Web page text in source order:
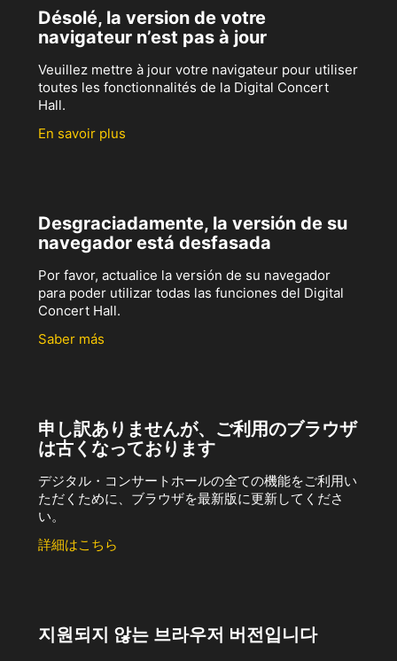
Désolé, la version de votre
navigateur n’est pas à jour
Veuillez mettre à jour votre navigateur pour utiliser
toutes les fonctionnalités de la Digital Concert
Hall.
En savoir plus
Desgraciadamente, la versión de su
navegador está desfasada
Por favor, actualice la versión de su navegador
para poder utilizar todas las funciones del Digital
Concert Hall.
Saber más
申し訳ありませんが、ご利用のブラウザ
は古くなっております
デジタル・コンサートホールの全ての機能をご利用い
ただくために、ブラウザを最新版に更新してくださ
い。
詳細はこちら
지원되지 않는 브라우저 버전입니다